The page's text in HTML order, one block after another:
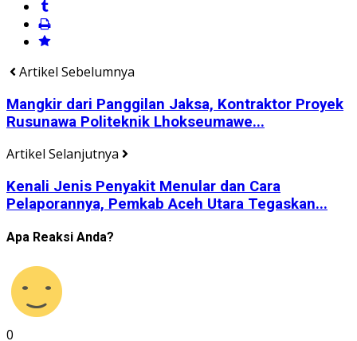
Artikel Sebelumnya
Mangkir dari Panggilan Jaksa, Kontraktor Proyek
Rusunawa Politeknik Lhokseumawe...
Artikel Selanjutnya
Kenali Jenis Penyakit Menular dan Cara
Pelaporannya, Pemkab Aceh Utara Tegaskan...
Apa Reaksi Anda?
0